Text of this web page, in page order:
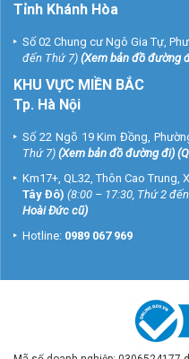
Tỉnh Khánh Hòa
Số 02 Chung cư Ngô Gia Tự,
đến Thứ 7) (Xem bản đồ đường
KHU VỰC MIỀN BẮC
Tp. Hà Nội
Số 22 Ngõ 19 Kim Đồng,
Thứ 7) (Xem bản đồ đường đi)
Km17+, QL32, Thôn Cao Trung,
Tây Đô) (8:00 – 17:30, Thứ 2
Hoài Đức cũ)
Hotline: 0989 067 969